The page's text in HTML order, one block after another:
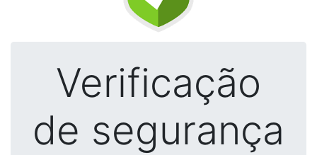
Verificação
de segurança